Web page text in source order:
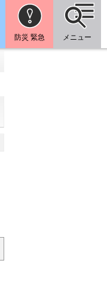
防災 緊急 メニュー